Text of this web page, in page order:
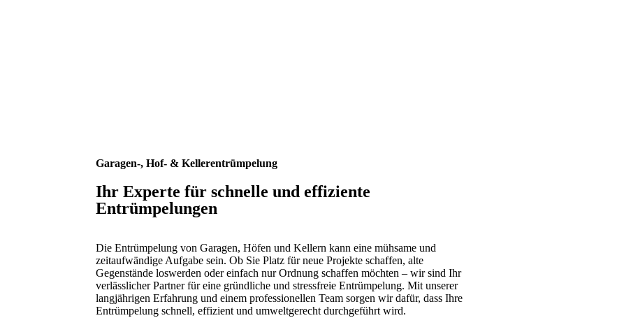
Garagen-, Hof- & Kellerentrümpelung
Ihr Experte für schnelle und effiziente
Entrümpelungen
Die Entrümpelung von Garagen, Höfen und Kellern kann eine mühsame und
zeitaufwändige Aufgabe sein. Ob Sie Platz für neue Projekte schaffen, alte
Gegenstände loswerden oder einfach nur Ordnung schaffen möchten – wir sind Ihr
verlässlicher Partner für eine gründliche und stressfreie Entrümpelung. Mit unserer
langjährigen Erfahrung und einem professionellen Team sorgen wir dafür, dass Ihre
Entrümpelung schnell, effizient und umweltgerecht durchgeführt wird.